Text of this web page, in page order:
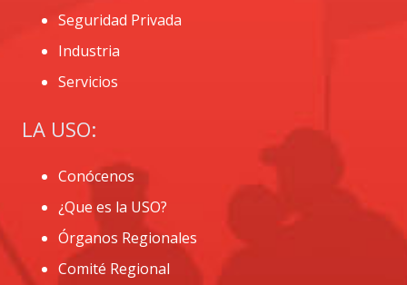
Seguridad Privada
Industria
Servicios
LA USO:
Conócenos
¿Que es la USO?
Órganos Regionales
Comité Regional